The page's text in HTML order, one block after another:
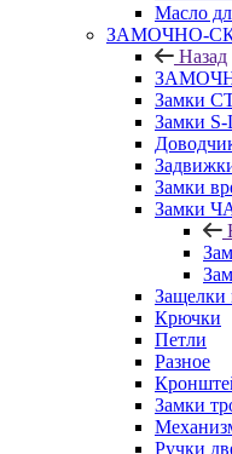
Масло
ЗАМОЧНО-
Назад
Замки
Замки S-
Замки
Замки
Защелки
Крючки
Петли
Разное
Замки
Ручки